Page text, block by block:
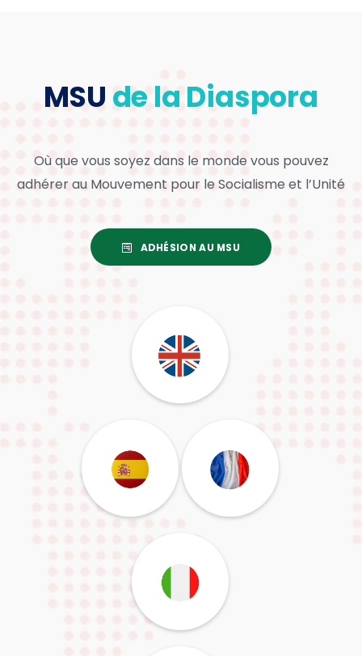
MSU de la Diaspora
Où que vous soyez dans le monde vous pouvez
adhérer au Mouvement pour le Socialisme et l’Unité
ADHÉSION AU MSU